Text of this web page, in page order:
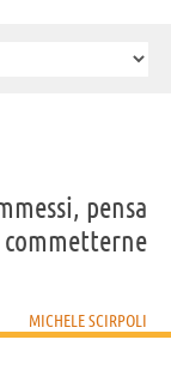
pensa
MICHELE SCIRPOLI